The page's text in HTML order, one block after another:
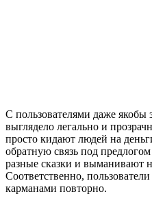
С пользователями даже якобы
выглядело легально и
просто кидают людей на
обратную связь под
разные сказки и выманивают
Соответственно,
карманами повторно.